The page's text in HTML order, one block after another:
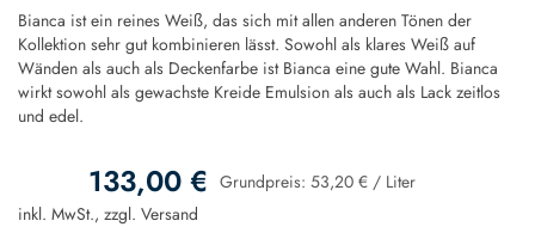
Bianca ist ein reines Weiß, das sich mit allen anderen Tönen der
Kollektion sehr gut kombinieren lässt. Sowohl als klares Weiß auf
Wänden als auch als Deckenfarbe ist Bianca eine gute Wahl. Bianca
wirkt sowohl als gewachste Kreide Emulsion als auch als Lack zeitlos
und edel.
133,00 € Grundpreis: 53,20 € / Liter
inkl. MwSt., zzgl. Versand